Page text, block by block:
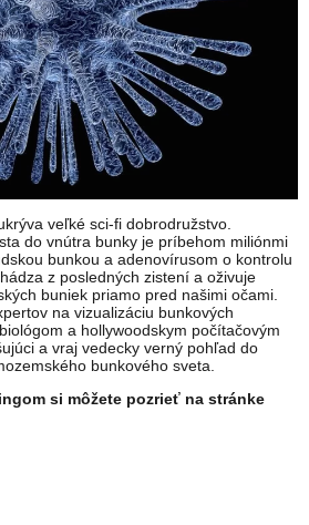
veľké sci-fi dobrodružstvo.
do vnútra bunky je príbehom miliónmi
bunkou a adenovírusom o kontrolu
z posledných zistení a oživuje
buniek priamo pred našimi očami.
na vizualizáciu bunkových
a hollywoodskym počítačovým
a vraj vedecky verný pohľad do
bunkového sveta.
si môžete pozrieť na stránke